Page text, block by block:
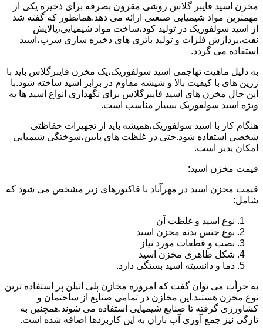
مخزن اسید فایبر گلاس روشی مقرون بصرفه برای ذخیره یکی از
مهمترین مواد شیمیایی صنعتی ارائه می دهد.همانطور که گفته شد
از اسید سولفوریک در تولید کود،ساخت مواد شیمیایی،پالایش
نفت،پردازش فلزات و تولید باتری های ذخیره سازی سرب،اسید
استفاده می گردد.
به دلیل ماهیت تهاجمی اسید سولفوریک،یک مخزن فایبرگلاس باید با
رزین های با کیفیت بالا و شیشه مقاوم در برابر اسید ساخته شود.با
این حال مخزن های اسید فایبرگلاس برای نگهداری انواع اسید ها به
ویژه اسید سولفوریک بسیار مناسب است.
هنگام کار با اسید سولفوریک،همیشه باید از تجهیزات حفاظتی
شخصی استفاده شود.حتی در غلظت های پایین،سوختگی شیمیایی
امکان پذیر است.
قیمت مخزن اسید:
قیمت مخزن اسید در مهرآباد با فاکتورهای زیر مشخص می شود که
شامل:
نوع اسید و غلظت آن
نوع جنس بدنه مخزن اسید
نصب و قطعات مورد نیاز
شکل ظاهری مخزن اسید
دما و دانسیته اسید بستگی دارد.
به جرأت می توان گفت که امروزه مخازن پلی اتیلن پر استفاده ترین
نوع مخزن هستند.این مخازن در تمامی صنایع از ساختمان و
کشاورزی گرفته تا صنایع شیمیایی استفاده می شوند.همچنین به
تازگی نیز جمع آوری آب باران به این کاربردها اضافه شده است.